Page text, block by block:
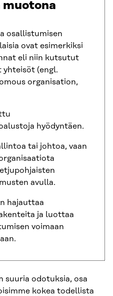
osallistumisen
ovat esimerkiksi
eli niin kutsutut
yhteisöt (engl.
organisation,
hyödyntäen.
tai johtoa, vaan
avulla.
hajauttaa
ja luottaa
voimaan
suuria odotuksia, osa
kokea todellista